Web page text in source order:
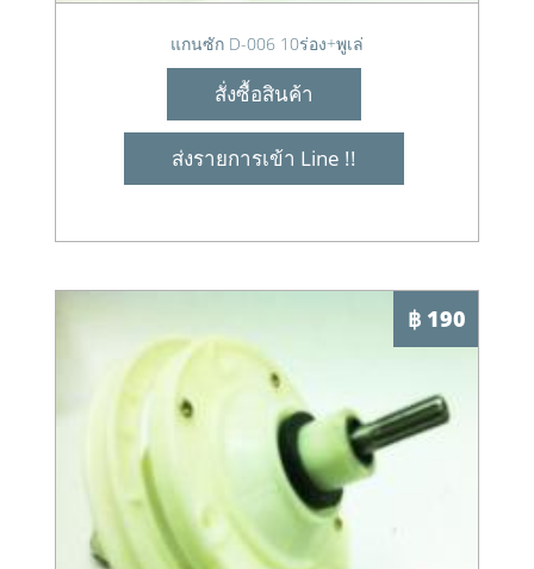
แกนซัก D-006 10ร่อง+พูเล่
สั่งซื้อสินค้า
ส่งรายการเข้า Line !!
฿ 190